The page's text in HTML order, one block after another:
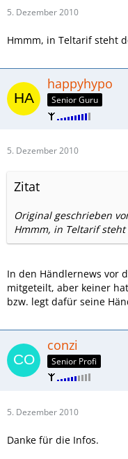
5. Dezember 2010
Hmmm, in Teltarif steht
happyhypo
Senior Guru
5. Dezember 2010
Zitat
Original geschrieben
Hmmm, in Teltarif steht
In den Händlernews vor
mitgeteilt, aber keiner
bzw. legt dafür seine
conzi
Senior Profi
5. Dezember 2010
Danke für die Infos.